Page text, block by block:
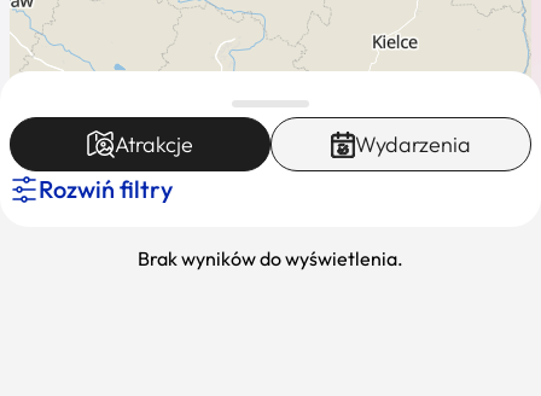
Leaflet|Mapa dostęna dla K-POT ©
Atrakcje Wydarzenia
Rozwiń filtry
Brak wyników do wyświetlenia.